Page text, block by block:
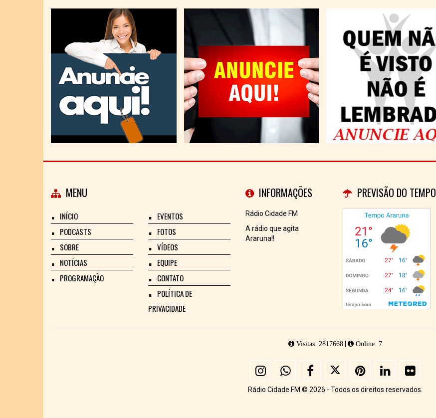
MENU
INÍCIO
PODCASTS
SOBRE
NOTÍCIAS
PROGRAMAÇÃO
EVENTOS
FOTOS
VÍDEOS
EQUIPE
CONTATO
POLÍTICA DE
PRIVACIDADE
INFORMAÇÕES
Rádio Cidade FM
A rádio que agita
Araruna!!
PREVISÃO DO TEMPO
Visitas: 2817668 Online: 7
Rádio Cidade FM © 2026 - Todos os direitos reservados.